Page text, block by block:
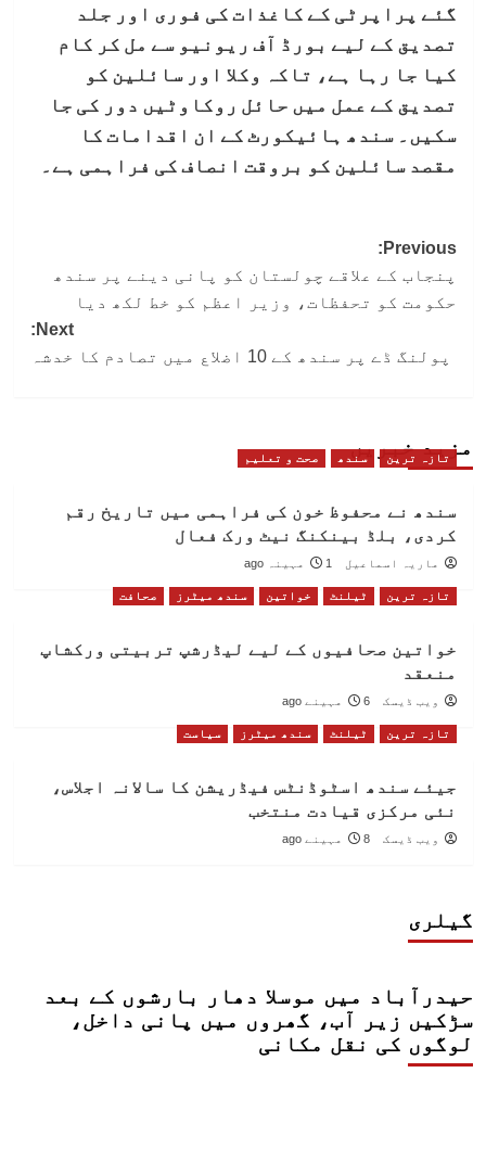
گئے پراپرٹی کے کاغذات کی فوری اور جلد
تصدیق کے لیے بورڈ آف ریونیو سے مل کر کام
کیا جا رہا ہے، تاکہ وکلا اور سائلین کو
تصدیق کے عمل میں حائل روکاوٹیں دور کی جا
سکیں۔ سندھ ہائیکورٹ کے ان اقدامات کا
مقصد سائلین کو بروقت انصاف کی فراہمی ہے۔
Post
navigation
Previous:
پنجاب کے علاقے چولستان کو پانی دینے پر سندھ
حکومت کو تحفظات، وزیر اعظم کو خط لکھ دیا
Next:
پولنگ ڈے پر سندھ کے 10 اضلاع میں تصادم کا خدشہ
مزید خبریں
تازہ ترین سندھ صحت و تعلیم
سندھ نے محفوظ خون کی فراہمی میں تاریخ رقم
کردی، بلڈ بینکنگ نیٹ ورک فعال
ماریہ اسماعیل 1 مہینہ ago
تازہ ترین ٹیلنٹ خواتین سندھ میٹرز صحافت
خواتین صحافیوں کے لیے لیڈرشپ تربیتی ورکشاپ
منعقد
ویب ڈیسک 6 مہینے ago
تازہ ترین ٹیلنٹ سندھ میٹرز سیاست
جیئے سندھ اسٹوڈنٹس فیڈریشن کا سالانہ اجلاس،
نئی مرکزی قیادت منتخب
ویب ڈیسک 8 مہینے ago
گیلری
حیدرآباد میں موسلا دھار بارشوں کے بعد
سڑکیں زیر آب، گھروں میں پانی داخل،
لوگوں کی نقل مکانی